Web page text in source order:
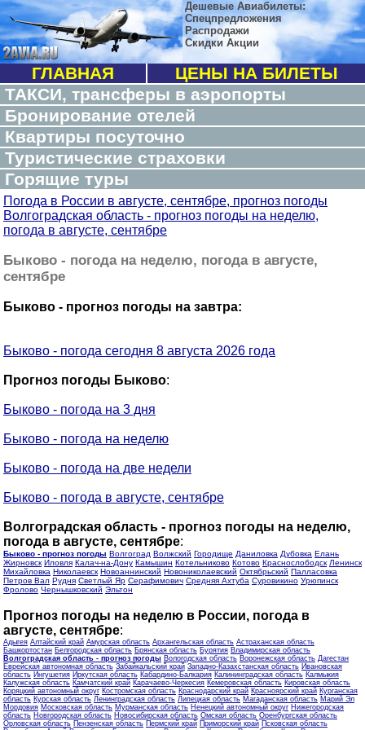
Дешевые Авиабилеты:
Спецпредложения
Распродажи
Скидки Акции
ГЛАВНАЯ
ЦЕНЫ НА БИЛЕТЫ
ТАКСИ, трансферы в аэропорты
Бронирование отелей
Квартиры посуточно
Туристические страховки
Горящие туры
Погода в России в августе, сентябре, прогноз погоды
Волгоградская область - прогноз погоды на неделю,
погода в августе, сентябре
Быково - погода на неделю, погода в августе,
сентябре
Быково - прогноз погоды на завтра:
Быково - погода сегодня 8 августа 2026 года
Прогноз погоды Быково:
Быково - погода на 3 дня
Быково - погода на неделю
Быково - погода на две недели
Быково - погода в августе, сентябре
Волгоградская область - прогноз погоды на неделю,
погода в августе, сентябре:
Быково - прогноз погоды Волгоград Волжский Городище Даниловка Дубовка Елань
Жирновск Иловля Калач-на-Дону Камышин Котельниково Котово Краснослободск Ленинск
Михайловка Николаевск Новоаннинский Новониколаевский Октябрьский Палласовка
Петров Вал Рудня Светлый Яр Серафимович Средняя Ахтуба Суровикино Урюпинск
Фролово Чернышковский Эльтон
Прогноз погоды на неделю в России, погода в
августе, сентябре:
Адыгея Алтайский край Амурская область Архангельская область Астраханская область
Башкортостан Белгородская область Брянская область Бурятия Владимирская область
Волгоградская область - прогноз погоды Вологодская область Воронежская область Дагестан
Еврейская автономная область Забайкальский край Западно-Казахстанская область Ивановская
область Ингушетия Иркутская область Кабардино-Балкария Калининградская область Калмыкия
Калужская область Камчатский край Карачаево-Черкесия Кемеровская область Кировская область
Коряцкий автономный округ Костромская область Краснодарский край Красноярский край Курганская
область Курская область Ленинградская область Липецкая область Магаданская область Марий Эл
Мордовия Московская область Мурманская область Ненецкий автономный округ Нижегородская
область Новгородская область Новосибирская область Омская область Оренбургская область
Орловская область Пензенская область Пермский край Приморский край Псковская область